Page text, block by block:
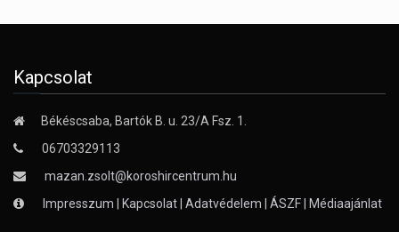
Kapcsolat
Békéscsaba, Bartók B. u. 23/A Fsz. 1.
06703329113
mazan.zsolt@koroshircentrum.hu
Impresszum | Kapcsolat| Adatvédelem | ÁSZF| Médiaajánlat